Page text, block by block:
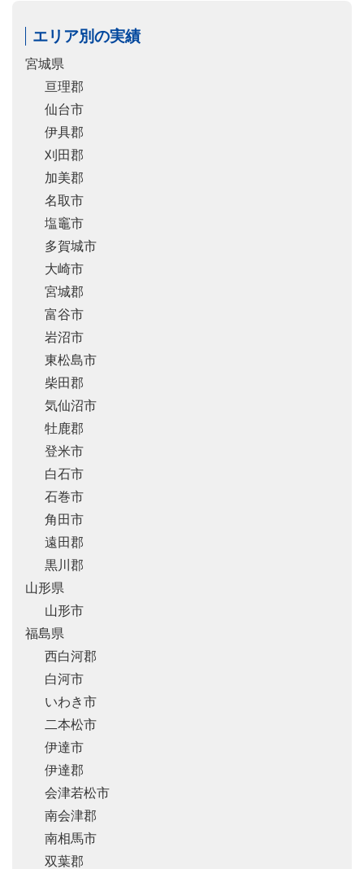
エリア別の実績
宮城県
亘理郡
仙台市
伊具郡
刈田郡
加美郡
名取市
塩竈市
多賀城市
大崎市
宮城郡
富谷市
岩沼市
東松島市
柴田郡
気仙沼市
牡鹿郡
登米市
白石市
石巻市
角田市
遠田郡
黒川郡
山形県
山形市
福島県
西白河郡
白河市
いわき市
二本松市
伊達市
伊達郡
会津若松市
南会津郡
南相馬市
双葉郡